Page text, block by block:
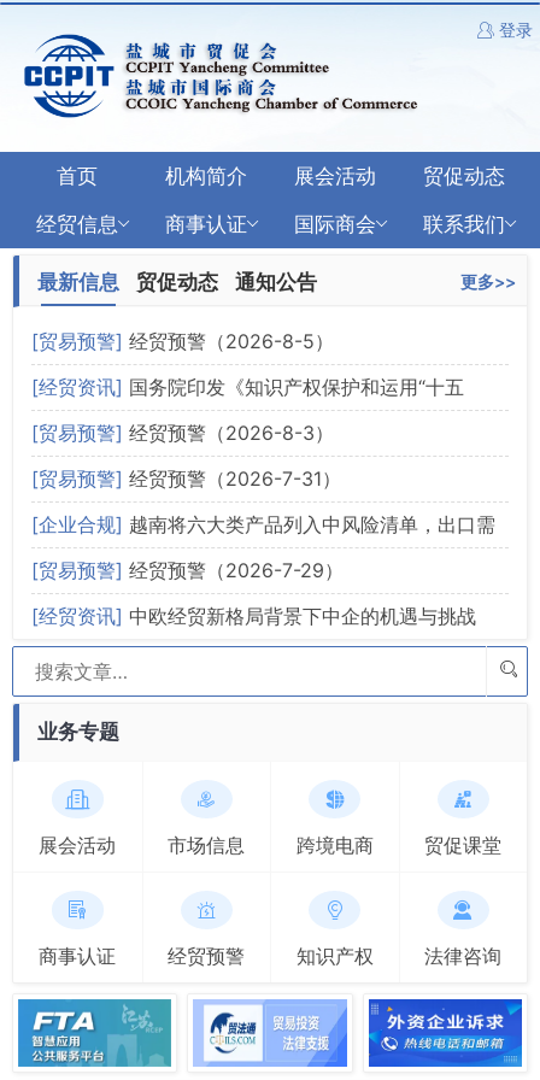
登录
首页 机构简介 展会活动
贸促动态
经贸信息
商事认证 国际商会 联系我们
最新信息 贸促动态 通知公告 更多>>
[贸易预警] 经贸预警（2026-8-5）
[经贸资讯] 国务院印发《知识产权保护和运用“十五
五”规划》
[贸易预警] 经贸预警（2026-8-3）
[贸易预警] 经贸预警（2026-7-31）
[企业合规] 越南将六大类产品列入中风险清单，出口需
做合格声明
[贸易预警] 经贸预警（2026-7-29）
[经贸资讯] 中欧经贸新格局背景下中企的机遇与挑战
业务专题
展会活动 市场信息 跨境电商 贸促课堂
商事认证 经贸预警 知识产权 法律咨询